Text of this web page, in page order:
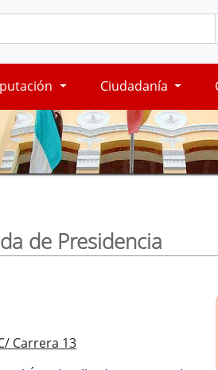
Ciudadanía
de Presidencia
Carrera 13